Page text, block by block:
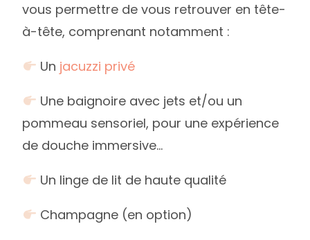
vous permettre de vous retrouver en tête-
à-tête, comprenant notamment :
Un jacuzzi privé
Une baignoire avec jets et/ou un
pommeau sensoriel, pour une expérience
de douche immersive…
Un linge de lit de haute qualité
Champagne (en option)